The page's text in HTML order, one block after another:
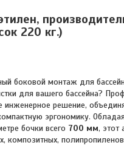
220 кг.)
боковой монтаж для
для вашего бассейна?
инженерное решение,
эргономику. Обладая
бочки всего 700 мм, этот
композитных,